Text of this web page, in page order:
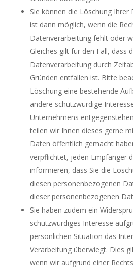
Sie können die Löschung Ihrer
ist dann möglich, wenn die
Datenverarbeitung fehlt oder
Gleiches gilt für den Fall, dass
Datenverarbeitung durch
Gründen entfallen ist. Bitte
Löschung eine bestehende
andere schutzwürdige
Unternehmens
teilen wir Ihnen dieses gerne
Daten öffentlich gemacht
verpflichtet, jeden Empfänger
informieren, dass Sie die
diesen personenbezogenen
dieser personenbezogenen
Sie haben zudem ein
schutzwürdiges Interesse
persönlichen Situation das
Verarbeitung überwiegt. Dies
wenn wir aufgrund einer